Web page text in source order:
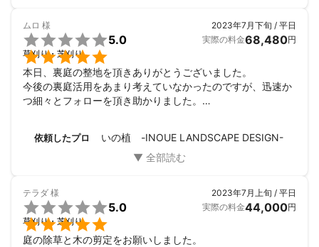
ムロ 様


5.0
草刈り・芝刈り
2023年7月下旬 / 平日
実際の料金68,480円
本日、裏庭の整地を頂きありがとうございました。
今後の裏庭活用をあまり考えていなかったのですが、迅速か
つ細々とフォローを頂き助かりました。
依頼したプロ いの植 -INOUE LANDSCAPE DESIGN-
テラダ 様


5.0
草刈り・芝刈り
2023年7月上旬 / 平日
実際の料金44,000円
庭の除草と木の剪定をお願いしました。